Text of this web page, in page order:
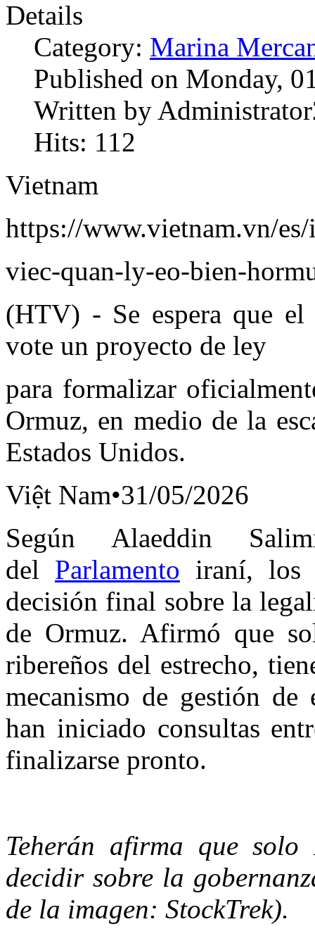
Details
Category: Marina
Published on Monday,
Written by
Hits: 112
Vietnam
https://www.vietnam.vn/
viec-quan-ly-eo-bien-
(HTV) - Se espera que
vote un proyecto de ley
para formalizar
Ormuz, en medio de la
Estados Unidos.
Việt Nam•31/05/2026
Según Alaeddin
del Parlamento iraní, los
decisión final sobre la
de Ormuz. Afirmó que
ribereños del estrecho,
mecanismo de gestión de
han iniciado consultas
finalizarse pronto.
Teherán afirma que
decidir sobre la
de la imagen: StockTrek).